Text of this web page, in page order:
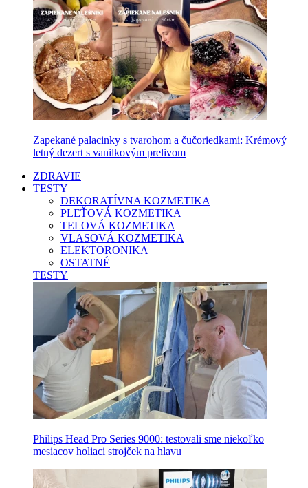
Zapekané palacinky s tvarohom a čučoriedkami: Krémový
letný dezert s vanilkovým prelivom
ZDRAVIE
TESTY
DEKORATÍVNA KOZMETIKA
PLEŤOVÁ KOZMETIKA
TELOVÁ KOZMETIKA
VLASOVÁ KOZMETIKA
ELEKTORONIKA
OSTATNÉ
TESTY
Philips Head Pro Series 9000: testovali sme niekoľko
mesiacov holiaci strojček na hlavu